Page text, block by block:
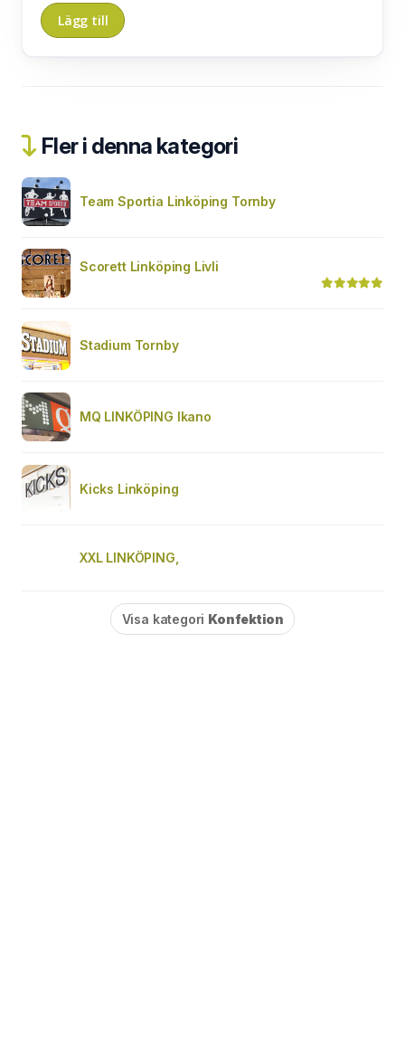
Fler i denna kategori
Team Sportia Linköping Tornby
Scorett Linköping Livli
Stadium Tornby
MQ LINKÖPING Ikano
Kicks Linköping
XXL LINKÖPING,
Visa kategori Konfektion